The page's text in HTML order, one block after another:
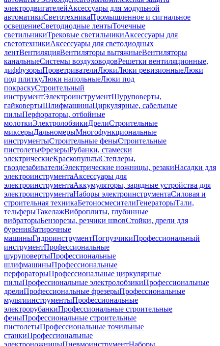
электродвигателейАксессуары для модульной
автоматикиСветотехникаПромышленное и сигнальное
освещениеСветодиодные лентыТочечные
светильникиТрековые светильникиАксессуары для
светотехникиАксессуары для светодиодных
лентВентиляцияВентиляторы вытяжныеВентиляторы
канальныеСистемы воздуховодовРешетки вентиляционные,
диффузорыПроветривателиЛюкиЛюки ревизионныеЛюки
под плиткуЛюки напольныеЛюки под
покраскуСтроительный
инструментЭлектроинструментШуруповерты,
гайковертыШлифмашиныЦиркулярные, сабельные
пилыПерфораторы, отбойные
молоткиЭлектролобзикиДрелиСтроительные
миксерыДальномерыМногофункциональные
инструментыСтроительные феныСтроительные
пистолетыФрезерыРубанки, стамески
электрическиеКраскопультыСтеплеры,
гвоздезабивателиЭлектрические ножницы, резакиНасадки для
электроинструментаАксессуары для
электроинструментаАккумуляторы, зарядные устройства для
электроинструментаНаборы электроинструментаСиловая и
строительная техникаБетоносмесителиГенераторыТали,
тельферыТакелажВиброплиты, глубинные
вибраторыБензорезы, резчики швовСтойки, дрели для
буренияЗатирочные
машиныГидроинструментПогрузчикиПрофессиональный
инструментПрофессиональные
шуруповертыПрофессиональные
шлифмашиныПрофессиональные
перфораторыПрофессиональные циркулярные
пилыПрофессиональные электролобзикиПрофессиональные
дрелиПрофессиональные фрезерыПрофессиональные
мультиинструментыПрофессиональные
электрорубанкиПрофессиональные строительные
феныПрофессиональные строительные
пистолетыПрофессиональные точильные
станкиПрофессиональные
электроножницыПневмоинструментНаборы